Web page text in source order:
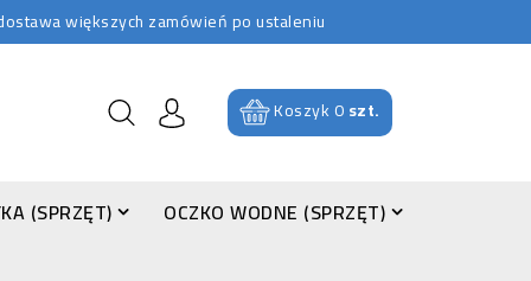
większych zamówień po ustaleniu
Koszyk0szt.
(SPRZĘT)
OCZKO WODNE (SPRZĘT)